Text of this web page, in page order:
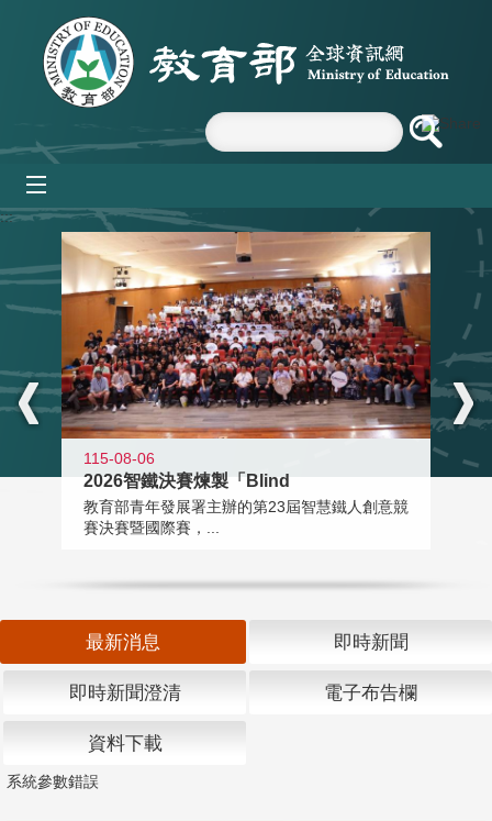
跳到主要內容區塊
:::
115-08-06
2026智鐵決賽煉製「Blind
教育部青年發展署主辦的第23屆智慧鐵人創意競
賽決賽暨國際賽，...
最新消息 即時新聞
即時新聞澄清 電子布告欄
資料下載
系統參數錯誤